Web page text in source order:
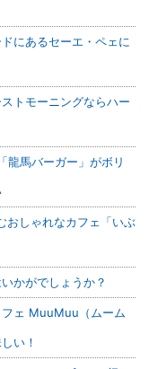
にあるセーエ・ペェに
トモーニングならハー
龍馬バーガー」がボリ
おしゃれなカフェ「いぶ
かがでしょうか？
ェ MuuMuu（ムーム
い！